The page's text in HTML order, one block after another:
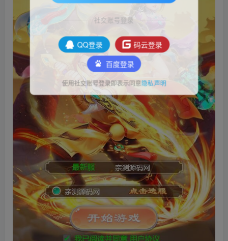
社交账号登录
QQ登录
码云登录
百度登录
使用社交账号登录即表示同意隐私声明